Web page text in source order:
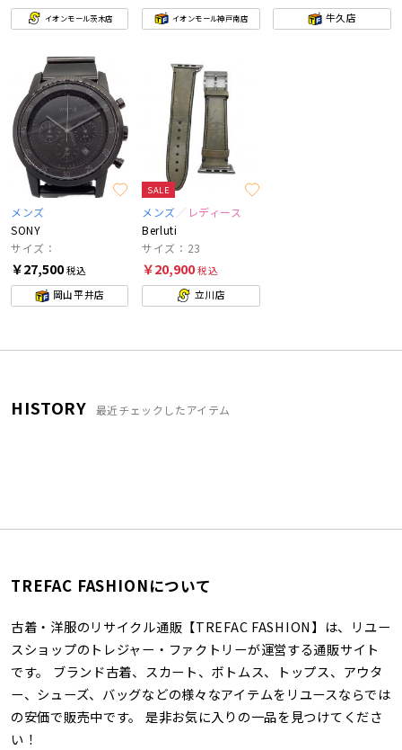
イオンモール茨木店 イオンモール神戸南店 牛久店
メンズ
SONY
サイズ：
￥27,500税込
岡山平井店
SALE
メンズ
レディース
Berluti
サイズ：23
￥20,900税込
立川店
HISTORY 最近チェックしたアイテム
TREFAC FASHIONについて
古着・洋服のリサイクル通販【TREFAC FASHION】は、リユー
スショップのトレジャー・ファクトリーが運営する通販サイト
です。 ブランド古着、スカート、ボトムス、トップス、アウタ
ー、シューズ、バッグなどの様々なアイテムをリユースならでは
の安価で販売中です。 是非お気に入りの一品を見つけてくださ
い！